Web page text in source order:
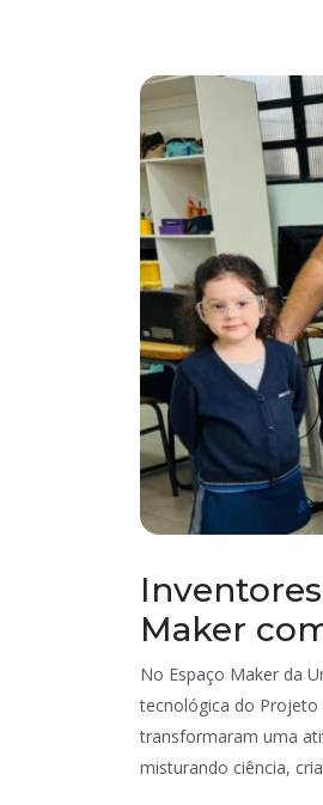
Maker
No Espaço Maker da
tecnológica do Projeto
transformaram uma
misturando ciência,